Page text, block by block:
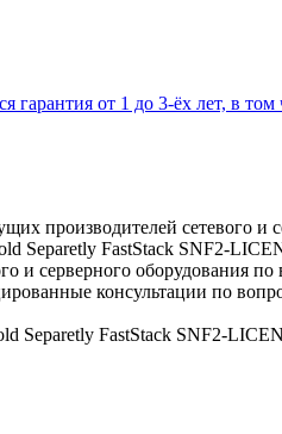
гарантия от 1 до 3-ёх лет, в
производителей сетевого и
Separetly FastStack SNF2-
и серверного оборудования
консультации по
Separetly FastStack SNF2-